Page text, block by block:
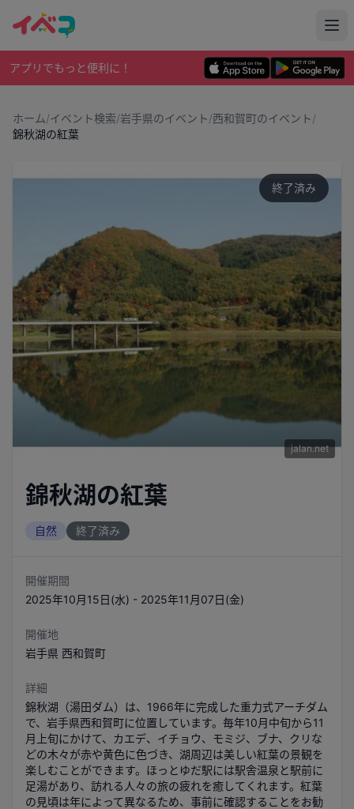
アプリでもっと便利に！
ホーム/イベント検索/岩手県のイベント/西和賀町のイベント/
錦秋湖の紅葉
jalan.net
終了済み
錦秋湖の紅葉
自然 終了済み
開催期間
2025年10月15日(水) - 2025年11月07日(金)
開催地
岩手県 西和賀町
詳細
錦秋湖（湯田ダム）は、1966年に完成した重力式アーチダム
で、岩手県西和賀町に位置しています。毎年10月中旬から11
月上旬にかけて、カエデ、イチョウ、モミジ、ブナ、クリな
どの木々が赤や黄色に色づき、湖周辺は美しい紅葉の景観を
楽しむことができます。ほっとゆだ駅には駅舎温泉と駅前に
足湯があり、訪れる人々の旅の疲れを癒してくれます。紅葉
の見頃は年によって異なるため、事前に確認することをお勧